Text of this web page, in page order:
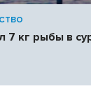
7 кг рыбы в